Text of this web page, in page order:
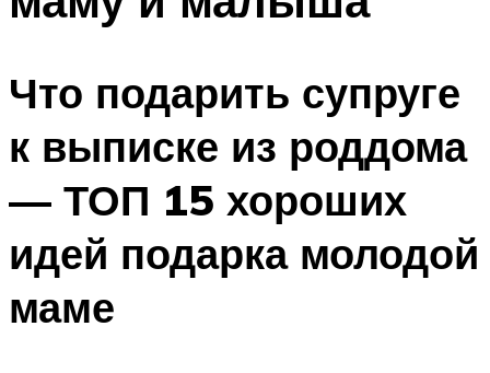
Что подарить супруге
к выписке из роддома
— ТОП 15 хороших
идей подарка молодой
маме